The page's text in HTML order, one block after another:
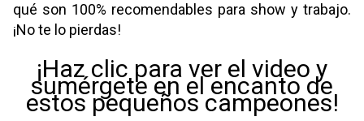
qué son 100% recomendables para show y trabajo.
¡No te lo pierdas!
¡Haz clic para ver el video y
sumérgete en el encanto de
estos pequeños campeones!